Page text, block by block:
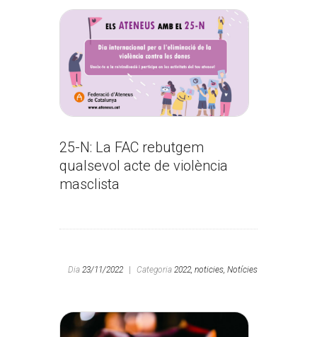
25-N: La FAC rebutgem
qualsevol acte de violència
masclista
Dia 23/11/2022 | Categoria 2022, noticies, Notícies